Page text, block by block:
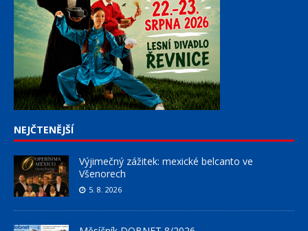
NEJČTENĚJŠÍ
Výjimečný zážitek: mexické belcanto ve
Všenorech
5. 8. 2026